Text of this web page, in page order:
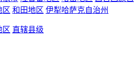
区 和田地区 伊犁哈萨克自治州
区 直辖县级